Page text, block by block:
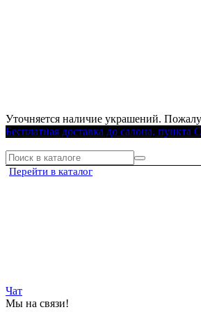
Уточняется наличие украшений.
Бесплатная доставка до салона,
Перейти в каталог
Чат
Мы на связи!